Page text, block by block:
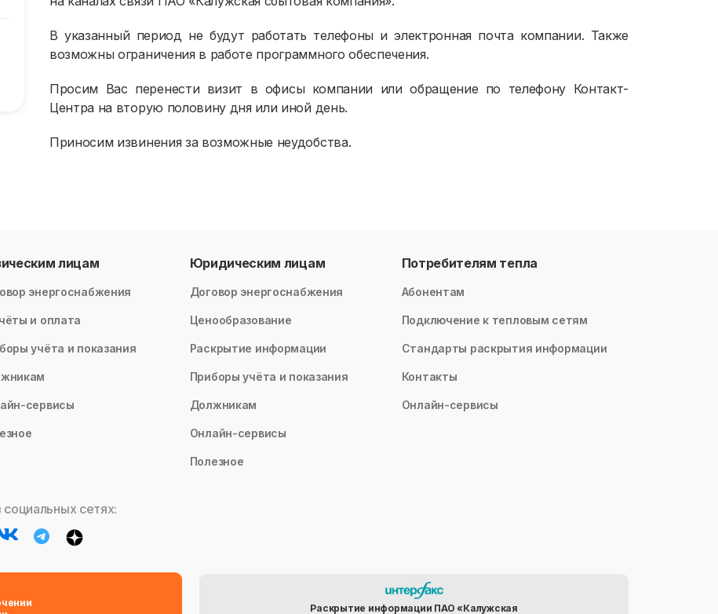
В указанный период не будут работать телефоны и электронная почта компании. Также
возможны ограничения в работе программного обеспечения.
Просим Вас перенести визит в офисы компании или обращение по телефону Контакт-
Центра на вторую половину дня или иной день.
Приносим извинения за возможные неудобства.
лицам
энергоснабжения
и оплата
учёта и показания
сервисы
Юридическим лицам
Договор энергоснабжения
Ценообразование
Раскрытие информации
Приборы учёта и показания
Должникам
Онлайн-сервисы
Полезное
Потребителям тепла
Абонентам
Подключение к тепловым сетям
Стандарты раскрытия информации
Контакты
Онлайн-сервисы
сетях:
Раскрытие информации ПАО «Калужская